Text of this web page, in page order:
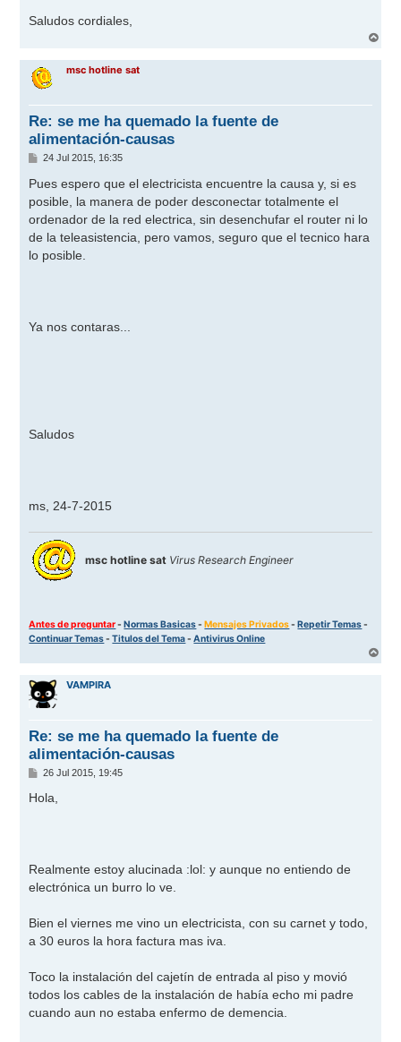
Saludos cordiales,
r
msc hotline sat
Re: se me ha quemado la fuente de
alimentación-causas
M
n
s
a
e
24 Jul 2015, 16:35
Pues espero que el electricista encuentre la causa y, si es
posible, la manera de poder desconectar totalmente el
ordenador de la red electrica, sin desenchufar el router ni lo
de la teleasistencia, pero vamos, seguro que el tecnico hara
lo posible.
Ya nos contaras...
Saludos
ms, 24-7-2015
msc hotline sat Virus Research Engineer
Antes de preguntar-Normas Basicas-Mensajes Privados-Repetir Temas-
Continuar Temas-Titulos del Tema-Antivirus Online
r
VAMPIRA
Re: se me ha quemado la fuente de
alimentación-causas
M
n
26 Jul 2015, 19:45
Hola,
Realmente estoy alucinada :lol: y aunque no entiendo de
electrónica un burro lo ve.
Bien el viernes me vino un electricista, con su carnet y todo,
a 30 euros la hora factura mas iva.
Toco la instalación del cajetín de entrada al piso y movió
todos los cables de la instalación de había echo mi padre
cuando aun no estaba enfermo de demencia.